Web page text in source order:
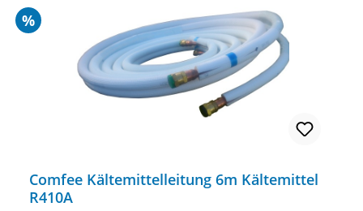
dann ab und senden die geänderte Leitung
anschließend zu Ihnen zurück. Preis nur für 1/4"
und 3/8" Leitung (Baugrößen 09 und 12)
Für Baugröße 18 bitte Preisaufschlag anfragen.
Rabatt
%
Comfee Kältemittelleitung 6m Kältemittel
R410A